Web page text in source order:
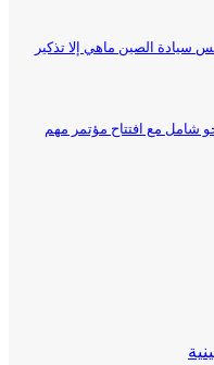
سيادة الصين ماهي إلا تذكير
شامل مع افتتاح مؤتمر مهم